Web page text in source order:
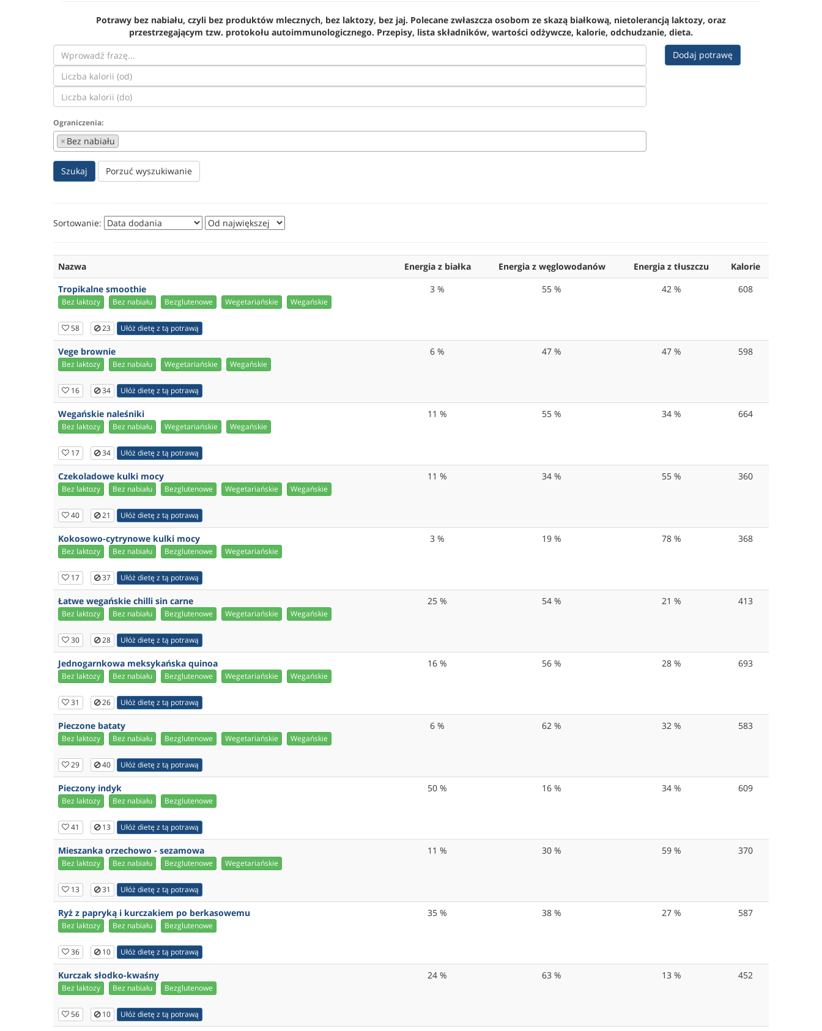
Potrawy bez nabiału, czyli bez produktów mlecznych, bez laktozy, bez jaj. Polecane zwłaszcza osobom ze skazą białkową, nietolerancją laktozy, oraz
przestrzegającym tzw. protokołu autoimmunologicznego. Przepisy, lista składników, wartości odżywcze, kalorie, odchudzanie, dieta.
Ograniczenia:
× Bez nabiału
Szukaj Porzuć wyszukiwanie
Dodaj potrawę
Sortowanie:
Nazwa Energia z białka Energia z węglowodanów Energia z tłuszczu
Kalorie
Tropikalne smoothie
Bez laktozy Bez nabiału Bezglutenowe Wegetariańskie Wegańskie
58 23 Ułóż dietę z tą potrawą
3 % 55 % 42 % 608
Vege brownie
Bez laktozy Bez nabiału Wegetariańskie Wegańskie
16 34 Ułóż dietę z tą potrawą
6 % 47 % 47 % 598
Wegańskie naleśniki
Bez laktozy Bez nabiału Wegetariańskie Wegańskie
17 34 Ułóż dietę z tą potrawą
11 % 55 % 34 % 664
Czekoladowe kulki mocy
Bez laktozy Bez nabiału Bezglutenowe Wegetariańskie Wegańskie
40 21 Ułóż dietę z tą potrawą
11 % 34 % 55 % 360
Kokosowo-cytrynowe kulki mocy
Bez laktozy Bez nabiału Bezglutenowe Wegetariańskie
17 37 Ułóż dietę z tą potrawą
3 % 19 % 78 % 368
Łatwe wegańskie chilli sin carne
Bez laktozy Bez nabiału Bezglutenowe Wegetariańskie Wegańskie
30 28 Ułóż dietę z tą potrawą
25 % 54 % 21 % 413
Jednogarnkowa meksykańska quinoa
Bez laktozy Bez nabiału Bezglutenowe Wegetariańskie Wegańskie
31 26 Ułóż dietę z tą potrawą
16 % 56 % 28 % 693
Pieczone bataty
Bez laktozy Bez nabiału Bezglutenowe Wegetariańskie Wegańskie
29 40 Ułóż dietę z tą potrawą
6 % 62 % 32 % 583
Pieczony indyk
Bez laktozy Bez nabiału Bezglutenowe
41 13 Ułóż dietę z tą potrawą
50 % 16 % 34 % 609
Mieszanka orzechowo - sezamowa
Bez laktozy Bez nabiału Bezglutenowe Wegetariańskie
13 31 Ułóż dietę z tą potrawą
11 % 30 % 59 % 370
Ryż z papryką i kurczakiem po berkasowemu
Bez laktozy Bez nabiału Bezglutenowe
36 10 Ułóż dietę z tą potrawą
35 % 38 % 27 % 587
Kurczak słodko-kwaśny
Bez laktozy Bez nabiału Bezglutenowe
56 10 Ułóż dietę z tą potrawą
24 % 63 % 13 % 452